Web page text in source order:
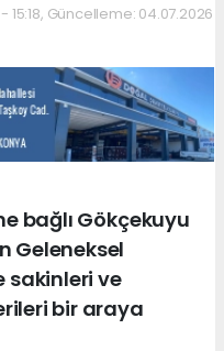
Güncelleme: 04.07.2026
bağlı Gökçekuyu
Geleneksel
sakinleri ve
bir araya